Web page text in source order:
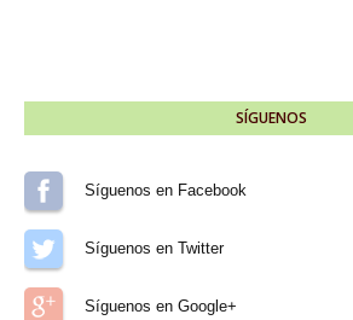
SÍGUENOS
Síguenos en Facebook
Síguenos en Twitter
Síguenos en Google+